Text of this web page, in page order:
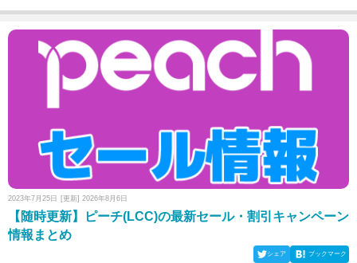
2023年7月25日 [更新] 2026年8月6日
【随時更新】ピーチ(LCC)の最新セール・割引キャンペーン
情報まとめ
シェア ブックマーク